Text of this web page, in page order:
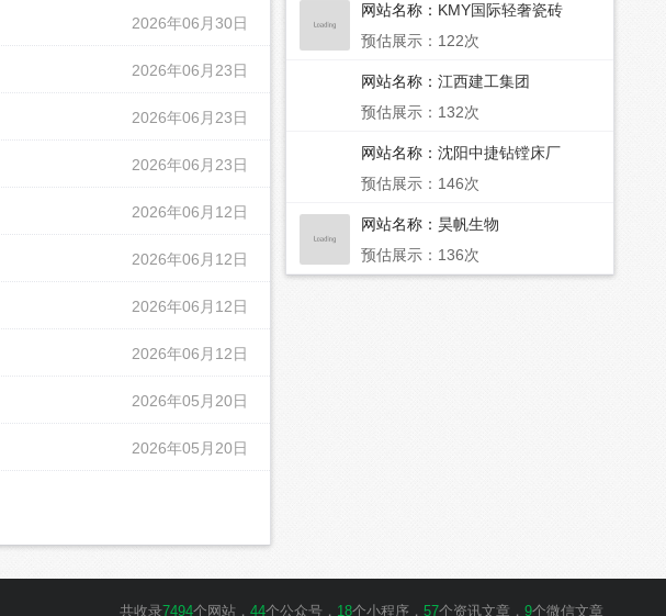
2026年06月30日
2026年06月23日
2026年06月23日
2026年06月23日
2026年06月12日
2026年06月12日
2026年06月12日
2026年06月12日
2026年05月20日
2026年05月20日
网站名称： KMY国际轻奢瓷砖
预估展示：122次
网站名称： 江西建工集团
预估展示：132次
网站名称： 沈阳中捷钻镗床厂
预估展示：146次
网站名称： 昊帆生物
预估展示：136次
共收录7494个网站， 44个公众号， 18个小程序， 57个资讯文章， 9个微信文章